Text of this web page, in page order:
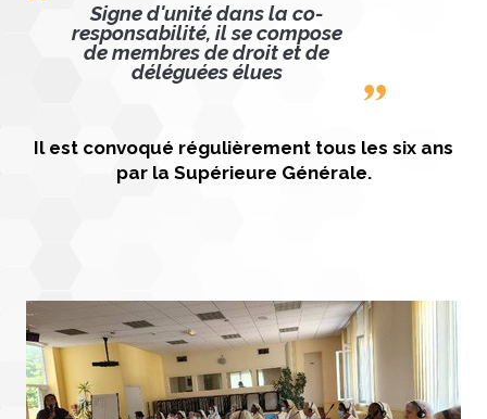
Signe d'unité dans la co-
responsabilité, il se compose
de membres de droit et de
déléguées élues
Il est convoqué régulièrement tous les six ans
par la Supérieure Générale.